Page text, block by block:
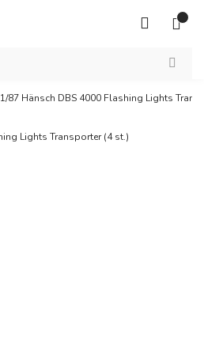
1/87 Hänsch DBS 4000 Flashing Lights